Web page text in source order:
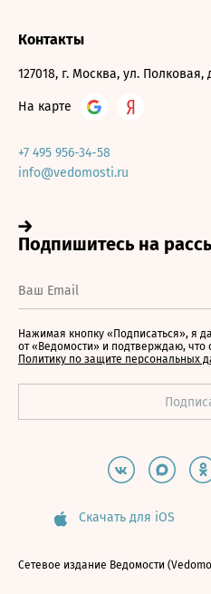
Контакты
127018, г. Москва, ул. Полковая,
На карте
+7 495 956-34-58
info@vedomosti.ru
Нажимая кнопку «Подписаться», я
от «Ведомости» и подтверждаю,
Политику по защите персональных
Скачать для iOS
Сетевое издание Ведомости